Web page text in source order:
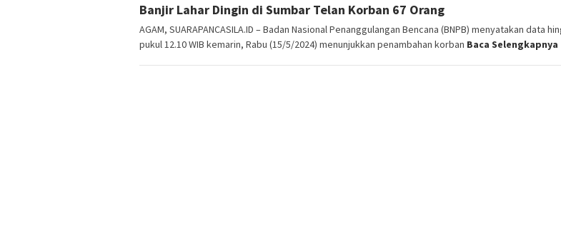
Kaidin
Banjir Lahar Dingin di Sumbar Telan Korban 67 Orang
AGAM, SUARAPANCASILA.ID – Badan Nasional Penanggulangan Bencana (BNPB) menyatakan data
pukul 12.10 WIB kemarin, Rabu (15/5/2024) menunjukkan penambahan korban Baca Selengkapnya